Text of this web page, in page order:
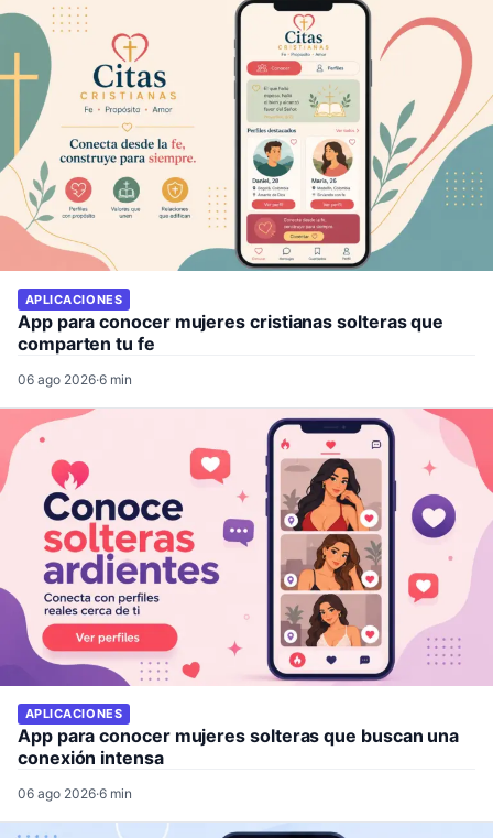
APLICACIONES
App para conocer mujeres cristianas solteras que
comparten tu fe
06 ago 2026·6 min
APLICACIONES
App para conocer mujeres solteras que buscan una
conexión intensa
06 ago 2026·6 min